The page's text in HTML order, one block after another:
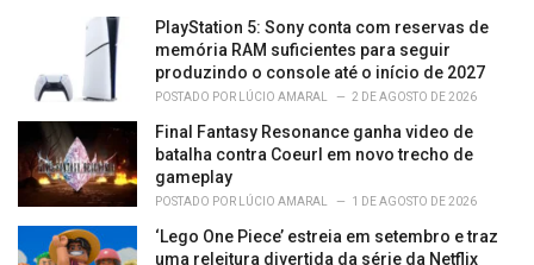
PlayStation 5: Sony conta com reservas de
memória RAM suficientes para seguir
produzindo o console até o início de 2027
POSTADO POR LÚCIO AMARAL 2 DE AGOSTO DE 2026
Final Fantasy Resonance ganha video de
batalha contra Coeurl em novo trecho de
gameplay
POSTADO POR LÚCIO AMARAL 1 DE AGOSTO DE 2026
‘Lego One Piece’ estreia em setembro e traz
uma releitura divertida da série da Netflix